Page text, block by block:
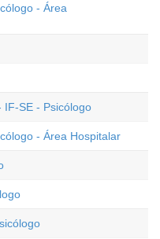
- Área
IF-SE - Psicólogo
- Área Hospitalar